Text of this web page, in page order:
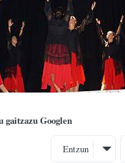
gaitzazu Googlen
Entzun